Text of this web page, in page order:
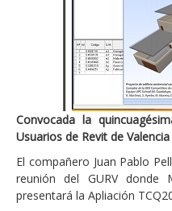
Convocada la
Usuarios de Revit de
El compañero Juan Pablo
reunión del GURV donde
presentará la Apliación